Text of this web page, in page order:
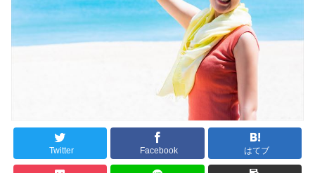
Twitter Facebook はてブ